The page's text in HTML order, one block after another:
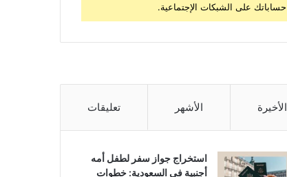
حساباتك على الشبكات الإجتماعية.
الأخيرة الأشهر تعليقات
استخراج جواز سفر لطفل أمه
أجنبية في السعودية: خطوات